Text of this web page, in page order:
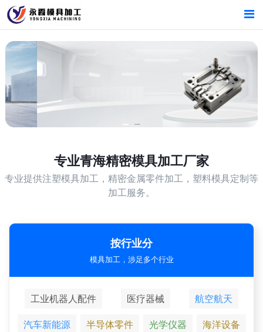
首页
产品中心
新闻中心
首页
产品中心
新闻中心
专业青海精密模具加工厂家
专业提供注塑模具加工，精密金属零件加工，塑料模具定制等
加工服务。
按行业分
模具加工，涉足多个行业
工业机器人配件 医疗器械
航空航天
汽车新能源
半导体零件 光学仪器
海洋设备